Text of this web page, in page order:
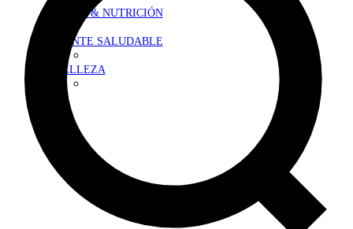
DIETA & NUTRICIÓN
MENTE SALUDABLE
BELLEZA